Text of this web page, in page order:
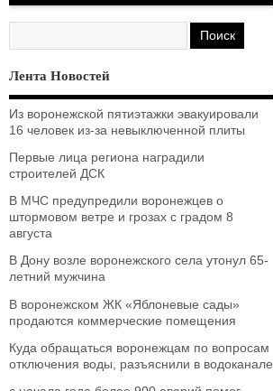
Лента Новостей
Из воронежской пятиэтажки эвакуировали
16 человек из-за невыключенной плиты
Первые лица региона наградили
строителей ДСК
В МЧС предупредили воронежцев о
штормовом ветре и грозах с градом 8
августа
В Дону возле воронежского села утонул 65-
летний мужчина
В воронежском ЖК «Яблоневые сады»
продаются коммерческие помещения
Куда обращаться воронежцам по вопросам
отключения воды, разъяснили в водоканале